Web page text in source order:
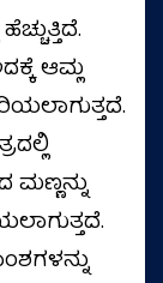
ಆಮ್ಲ
ಮಣ್ಣನ್ನು